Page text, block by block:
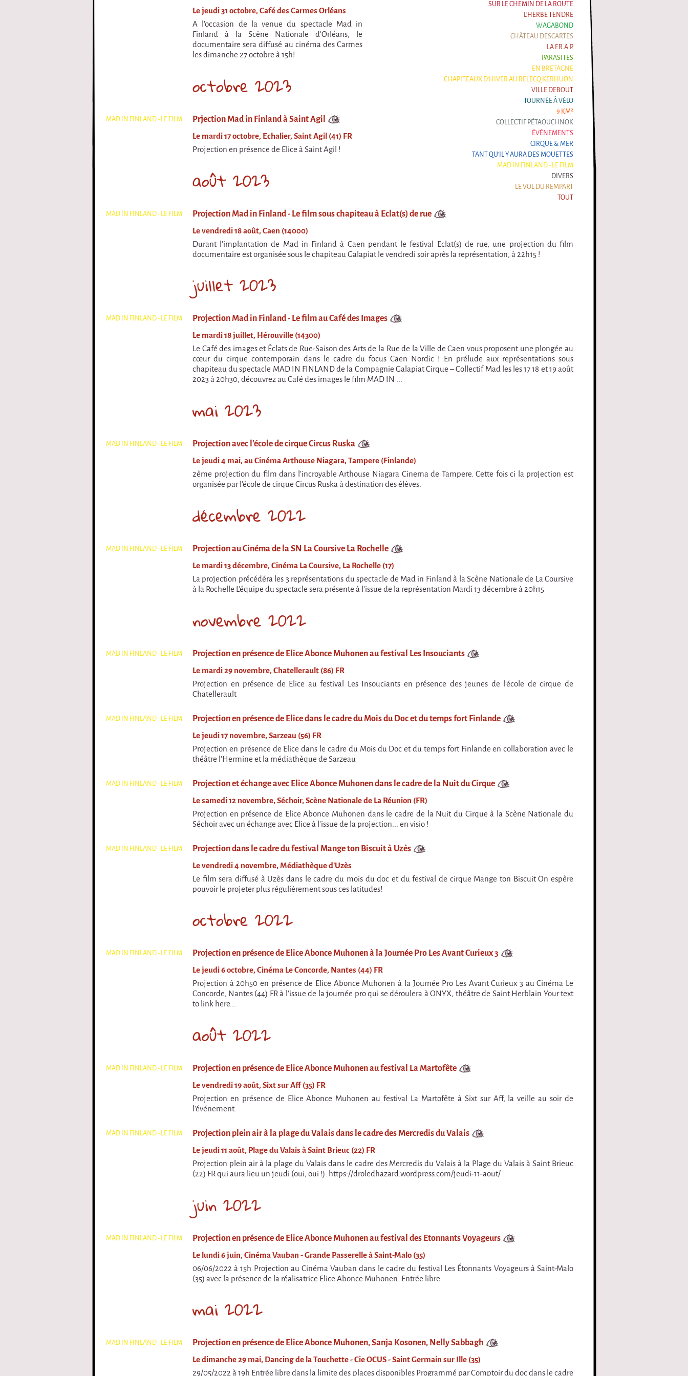
SUR LE CHEMIN DE LA ROUTE
L'HERBE TENDRE
WAGABOND
CHÂTEAU DESCARTES
LA F.R.A.P.
PARASITES
EN BRETAGNE
CHAPITEAUX D'HIVER AU RELECQ KERHUON
VILLE DEBOUT
TOURNÉE À VÉLO
9 KM²
COLLECTIF PÉTAOUCHNOK
ÉVÉNEMENTS
CIRQUE & MER
TANT QU'IL Y AURA DES MOUETTES
MAD IN FINLAND - LE FILM
DIVERS
LE VOL DU REMPART
TOUT
Le jeudi 31 octobre, Café des Carmes Orléans
A l'occasion de la venue du spectacle Mad in
Finland à la Scène Nationale d'Orléans, le
documentaire sera diffusé au cinéma des Carmes
les dimanche 27 octobre à 15h!
octobre 2023
MAD IN FINLAND - LE FILM Prjection Mad in Finland à Saint Agil
Le mardi 17 octobre, Echalier, Saint Agil (41) FR
Projection en présence de Elice à Saint Agil !
août 2023
MAD IN FINLAND - LE FILM Projection Mad in Finland - Le film sous chapiteau à Eclat(s) de rue
Le vendredi 18 août, Caen (14000)
Durant l'implantation de Mad in Finland à Caen pendant le festival Eclat(s) de rue, une projection du film
documentaire est organisée sous le chapiteau Galapiat le vendredi soir après la représentation, à 22h15 !
juillet 2023
MAD IN FINLAND - LE FILM Projection Mad in Finland - Le film au Café des Images
Le mardi 18 juillet, Hérouville (14300)
Le Café des images et Éclats de Rue-Saison des Arts de la Rue de la Ville de Caen vous proposent une plongée au
cœur du cirque contemporain dans le cadre du focus Caen Nordic ! En prélude aux représentations sous
chapiteau du spectacle MAD IN FINLAND de la Compagnie Galapiat Cirque – Collectif Mad les les 17 18 et 19 août
2023 à 20h30, découvrez au Café des images le film MAD IN ...
mai 2023
MAD IN FINLAND - LE FILM Projection avec l'école de cirque Circus Ruska
Le jeudi 4 mai, au Cinéma Arthouse Niagara, Tampere (Finlande)
2ème projection du film dans l'incroyable Arthouse Niagara Cinema de Tampere. Cette fois ci la projection est
organisée par l'école de cirque Circus Ruska à destination des élèves.
décembre 2022
MAD IN FINLAND - LE FILM Projection au Cinéma de la SN La Coursive La Rochelle
Le mardi 13 décembre, Cinéma La Coursive, La Rochelle (17)
La projection précédéra les 3 représentations du spectacle de Mad in Finland à la Scène Nationale de La Coursive
à la Rochelle L'équipe du spectacle sera présente à l'issue de la représentation Mardi 13 décembre à 20h15
novembre 2022
MAD IN FINLAND - LE FILM Projection en présence de Elice Abonce Muhonen au festival Les Insouciants
Le mardi 29 novembre, Chatellerault (86) FR
Projection en présence de Elice au festival Les Insouciants en présence des jeunes de l'école de cirque de
Chatellerault
MAD IN FINLAND - LE FILM Projection en présence de Elice dans le cadre du Mois du Doc et du temps fort Finlande
Le jeudi 17 novembre, Sarzeau (56) FR
Projection en présence de Elice dans le cadre du Mois du Doc et du temps fort Finlande en collaboration avec le
théâtre l'Hermine et la médiathèque de Sarzeau
MAD IN FINLAND - LE FILM Projection et échange avec Elice Abonce Muhonen dans le cadre de la Nuit du Cirque
Le samedi 12 novembre, Séchoir, Scène Nationale de La Réunion (FR)
Projection en présence de Elice Abonce Muhonen dans le cadre de la Nuit du Cirque à la Scène Nationale du
Séchoir avec un échange avec Elice à l'issue de la projection... en visio !
MAD IN FINLAND - LE FILM Projection dans le cadre du festival Mange ton Biscuit à Uzès
Le vendredi 4 novembre, Médiathèque d'Uzès
Le film sera diffusé à Uzès dans le cadre du mois du doc et du festival de cirque Mange ton Biscuit On espère
pouvoir le projeter plus régulièrement sous ces latitudes!
octobre 2022
MAD IN FINLAND - LE FILM Projection en présence de Elice Abonce Muhonen à la Journée Pro Les Avant Curieux 3
Le jeudi 6 octobre, Cinéma Le Concorde, Nantes (44) FR
Projection à 20h50 en présence de Elice Abonce Muhonen à la Journée Pro Les Avant Curieux 3 au Cinéma Le
Concorde, Nantes (44) FR à l'issue de la journée pro qui se déroulera à ONYX, théâtre de Saint Herblain Your text
to link here...
août 2022
MAD IN FINLAND - LE FILM Projection en présence de Elice Abonce Muhonen au festival La Martofête
Le vendredi 19 août, Sixt sur Aff (35) FR
Projection en présence de Elice Abonce Muhonen au festival La Martofête à Sixt sur Aff, la veille au soir de
l'événement.
MAD IN FINLAND - LE FILM Projection plein air à la plage du Valais dans le cadre des Mercredis du Valais
Le jeudi 11 août, Plage du Valais à Saint Brieuc (22) FR
Projection plein air à la plage du Valais dans le cadre des Mercredis du Valais à la Plage du Valais à Saint Brieuc
(22) FR qui aura lieu un jeudi (oui, oui !). https://droledhazard.wordpress.com/jeudi-11-aout/
juin 2022
MAD IN FINLAND - LE FILM Projection en présence de Elice Abonce Muhonen au festival des Etonnants Voyageurs
Le lundi 6 juin, Cinéma Vauban - Grande Passerelle à Saint-Malo (35)
06/06/2022 à 15h Projection au Cinéma Vauban dans le cadre du festival Les Étonnants Voyageurs à Saint-Malo
(35) avec la présence de la réalisatrice Elice Abonce Muhonen. Entrée libre
mai 2022
MAD IN FINLAND - LE FILM Projection en présence de Elice Abonce Muhonen, Sanja Kosonen, Nelly Sabbagh
Le dimanche 29 mai, Dancing de la Touchette - Cie OCUS - Saint Germain sur Ille (35)
29/05/2022 à 19h Entrée libre dans la limite des places disponibles Programmé par Comptoir du doc dans le cadre